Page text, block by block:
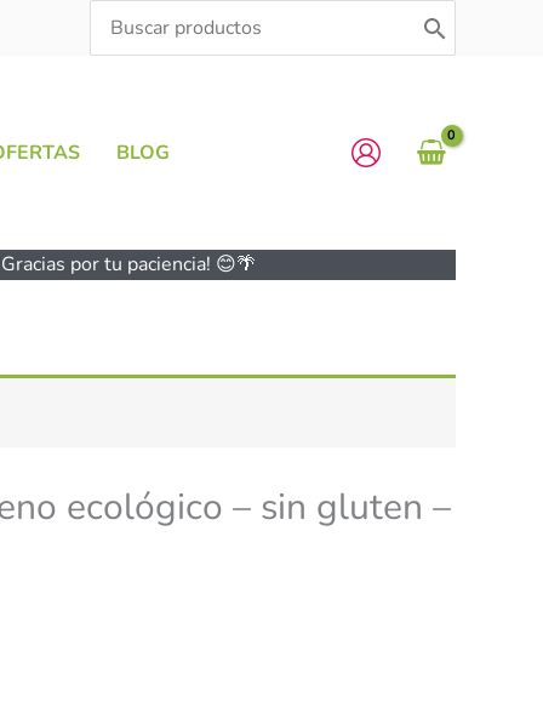
Search
for:
BLOG
por tu paciencia! 😊🌴
ecológico – sin gluten –